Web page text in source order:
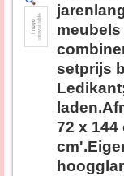
setprijs
72 x 144